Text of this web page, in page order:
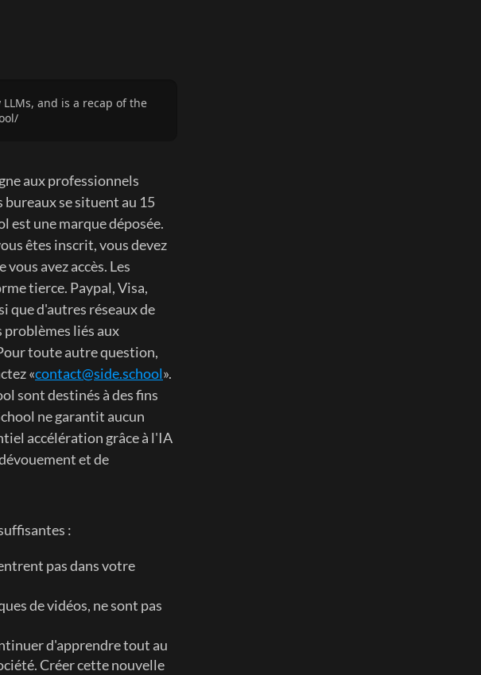
and is a recap of the
aux professionnels
se situent au 15
est une marque déposée.
êtes inscrit, vous devez
avez accès. Les
tierce. Paypal, Visa,
que d'autres réseaux de
problèmes liés aux
toute autre question,
«contact@side.school».
sont destinés à des fins
ne garantit aucun
accélération grâce à l'IA
et de
:
pas dans votre
de vidéos, ne sont pas
d'apprendre tout au
Créer cette nouvelle